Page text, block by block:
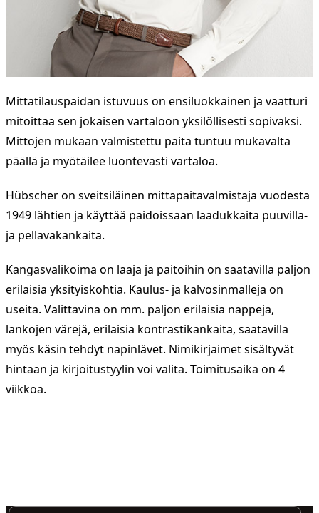
Mittatilauspaidan istuvuus on ensiluokkainen ja vaatturi
mitoittaa sen jokaisen vartaloon yksilöllisesti sopivaksi.
Mittojen mukaan valmistettu paita tuntuu mukavalta
päällä ja myötäilee luontevasti vartaloa.
Hübscher on sveitsiläinen mittapaitavalmistaja vuodesta
1949 lähtien ja käyttää paidoissaan laadukkaita puuvilla-
ja pellavakankaita.
Kangasvalikoima on laaja ja paitoihin on saatavilla paljon
erilaisia yksityiskohtia. Kaulus- ja kalvosinmalleja on
useita. Valittavina on mm. paljon erilaisia nappeja,
lankojen värejä, erilaisia kontrastikankaita, saatavilla
myös käsin tehdyt napinlävet. Nimikirjaimet sisältyvät
hintaan ja kirjoitustyylin voi valita. Toimitusaika on 4
viikkoa.